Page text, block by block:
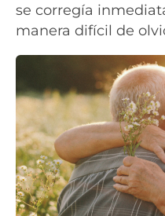
se corregía
manera difícil de